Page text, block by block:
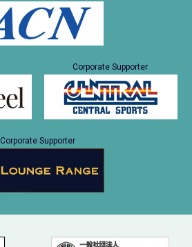
Corporate Supporter
Corporate Supporter